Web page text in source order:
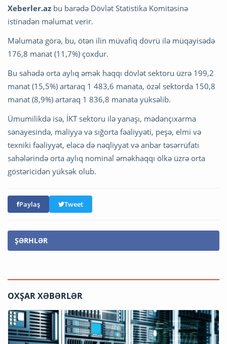
Xeberler.az bu barədə Dövlət Statistika Komitəsinə
istinadən məlumat verir.
Məlumata görə, bu, ötən ilin müvafiq dövrü ilə müqayisədə
176,8 manat (11,7%) çoxdur.
Bu sahədə orta aylıq əmək haqqı dövlət sektoru üzrə 199,2
manat (15,5%) artaraq 1 483,6 manata, özəl sektorda 150,8
manat (8,9%) artaraq 1 836,8 manata yüksəlib.
Ümumilikdə isə, İKT sektoru ilə yanaşı, mədənçıxarma
sənayesində, maliyyə və sığorta fəaliyyəti, peşə, elmi və
texniki fəaliyyət, eləcə də nəqliyyat və anbar təsərrüfatı
sahələrində orta aylıq nominal əməkhaqqı ölkə üzrə orta
göstəricidən yüksək olub.
Paylaş Tweet
ŞƏRHLƏR
OXŞAR XƏBƏRLƏR